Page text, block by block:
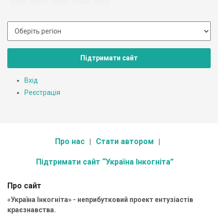
Підтримати сайт
Вхід
Реєстрація
Про нас Стати автором
Підтримати сайт “Україна Інкогніта”
Про сайт
«Україна Інкогніта» - неприбутковий проект ентузіастів
краєзнавства.